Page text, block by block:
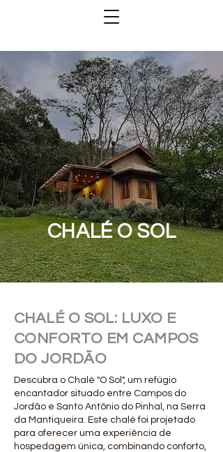
CHALÉ O SOL
CHALÉ O SOL: LUXO E
CONFORTO EM CAMPOS
DO JORDÃO
Descubra o Chalé "O Sol", um refúgio
encantador situado entre Campos do
Jordão e Santo Antônio do Pinhal, na Serra
da Mantiqueira. Este chalé foi projetado
para oferecer uma experiência de
hospedagem única, combinando conforto,